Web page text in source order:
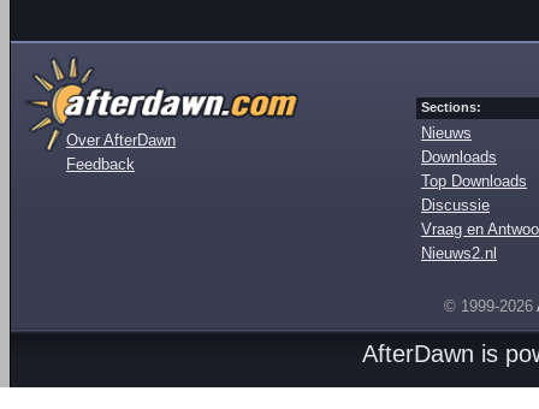
Over AfterDawn
Feedback
Sections:
Nieuws
Downloads
Top Downloads
Discussie
Vraag en
Nieuws2.nl
© 1999-2026
AfterDawn is